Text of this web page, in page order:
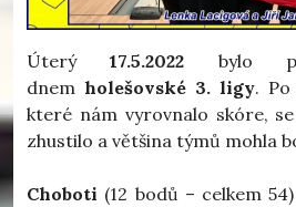
Úterý17.5.2022 bylo
dnem holešovské 3. ligy. Po
které nám vyrovnalo skóre,
zhustilo a většina týmů mohla
Choboti (12 bodů – celkem